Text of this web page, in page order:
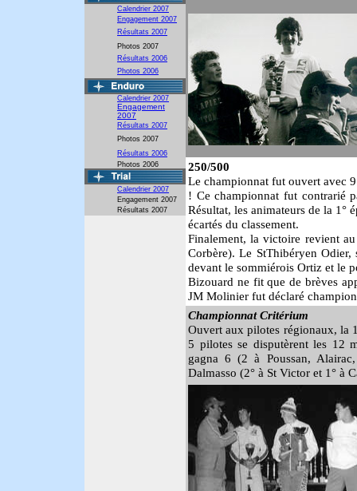
Calendrier 2007
Engagement 2007
Résultats 2007
Photos 2007
Résultats 2006
Photos 2006
Calendrier 2007
Engagement
2007
Résultats 2007
Photos 2007
Résultats 2006
Photos 2006
Calendrier 2007
Engagement 2007
Résultats 2007
250/500
Le championnat fut ouvert avec
! Ce championnat fut contrarié
Résultat, les animateurs de la 1°
écartés du classement.
Finalement, la victoire revient
Corbère). Le StThibéryen Odier,
devant le sommiérois Ortiz et le
Bizouard ne fit que de brèves
JM Molinier fut déclaré
Championnat Critérium
Ouvert aux pilotes régionaux, la
5 pilotes se disputèrent les 12
gagna 6 (2 à Poussan,
Dalmasso (2° à St Victor et 1° à